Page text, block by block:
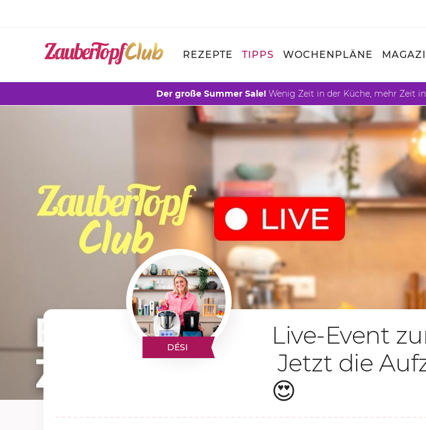
REZEPTE TIPPS WOCHENPLÄNE
Der große Summer Sale! Wenig Zeit in der Küche, mehr Zeit
DÉSI
Live-Event
Jetzt die
😍